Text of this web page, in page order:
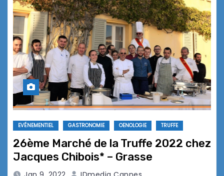
EVÉNEMENTIEL GASTRONOMIE OENOLOGIE TRUFFE
26ème Marché de la Truffe 2022 chez
Jacques Chibois* – Grasse